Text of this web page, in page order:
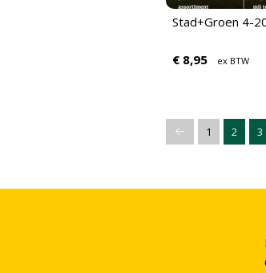
Stad+Groen 4-
€ 8,95 ex BTW
1 2 3